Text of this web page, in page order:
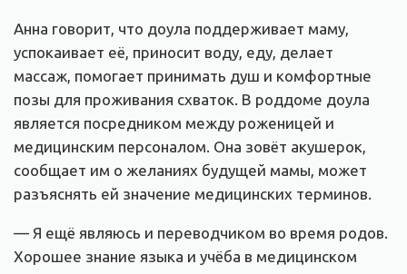
Анна говорит, что доула поддерживает маму,
успокаивает её, приносит воду, еду, делает
массаж, помогает принимать душ и комфортные
позы для проживания схваток. В роддоме доула
является посредником между роженицей и
медицинским персоналом. Она зовёт акушерок,
сообщает им о желаниях будущей мамы, может
разъяснять ей значение медицинских терминов.
— Я ещё являюсь и переводчиком во время родов.
Хорошее знание языка и учёба в медицинском